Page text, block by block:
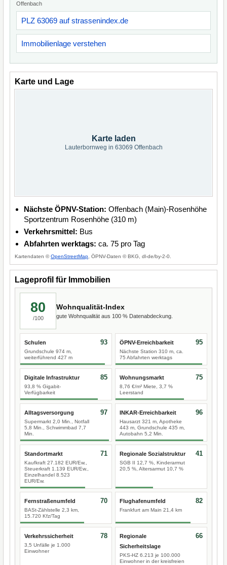
Offenbach
PLZ 63069 auf strassenindex.de
Immobilienlage verstehen
Karte und Lage
Karte laden
Lauterbornweg in 63069 Offenbach
Nächste ÖPNV-Station: Offenbach (Main)-Rosenhöhe
Sportzentrum Rosenhöhe (310 m)
Verkehrsmittel: Bus
Abfahrten werktags: ca. 75 pro Tag
Kartendaten ©OpenStreetMap , ÖPNV-Daten © BKG, dl-de/by-2-0.
Lageprofil für Immobilien
80
/100
Wohnqualität-Index
gute Wohnqualität aus 100 % Datenabdeckung.
Schulen
Grundschule 974 m,
weiterführend 427 m
93 ÖPNV-Erreichbarkeit
Nächste Station 310 m, ca.
75 Abfahrten werktags
95
Digitale Infrastruktur
93,8 % Gigabit-
Verfügbarkeit
85 Wohnungsmarkt
8,76 €/m² Miete, 3,7 %
Leerstand
75
Alltagsversorgung
Supermarkt 2,0 Min., Notfall
5,8 Min., Schwimmbad 7,7
Min.
97 INKAR-Erreichbarkeit
Hausarzt 321 m, Apotheke
443 m, Grundschule 435 m,
Autobahn 5,2 Min.
96
Standortmarkt
Kaufkraft 27.182 EUR/Ew.,
Steuerkraft 1.139 EUR/Ew.,
Einzelhandel 8.523
EUR/Ew.
71 Regionale Sozialstruktur
SGB II 12,7 %, Kinderarmut
20,5 %, Altersarmut 10,7 %
41
Fernstraßenumfeld
BASt-Zählstelle 2,3 km,
15.720 Kfz/Tag
70 Flughafenumfeld
Frankfurt am Main 21,4 km
82
Verkehrssicherheit
3,5 Unfälle je 1.000
Einwohner
78
Regionale
Sicherheitslage
PKS-HZ 6.213 je 100.000
Einwohner in der kreisfreien
66